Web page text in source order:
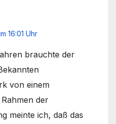
16:01 Uhr
brauchte der
von einem
der
meinte ich, daß das